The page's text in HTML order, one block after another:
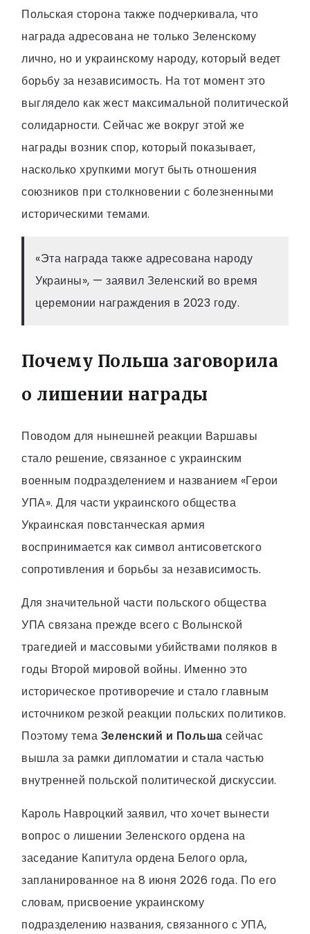
Польская сторона также подчеркивала, что
награда адресована не только Зеленскому
лично, но и украинскому народу, который ведет
борьбу за независимость. На тот момент это
выглядело как жест максимальной политической
солидарности. Сейчас же вокруг этой же
награды возник спор, который показывает,
насколько хрупкими могут быть отношения
союзников при столкновении с болезненными
историческими темами.
«Эта награда также адресована народу
Украины», — заявил Зеленский во время
церемонии награждения в 2023 году.
Почему Польша заговорила
о лишении награды
Поводом для нынешней реакции Варшавы
стало решение, связанное с украинским
военным подразделением и названием «Герои
УПА». Для части украинского общества
Украинская повстанческая армия
воспринимается как символ антисоветского
сопротивления и борьбы за независимость.
Для значительной части польского общества
УПА связана прежде всего с Волынской
трагедией и массовыми убийствами поляков в
годы Второй мировой войны. Именно это
историческое противоречие и стало главным
источником резкой реакции польских политиков.
Поэтому тема Зеленский и Польша сейчас
вышла за рамки дипломатии и стала частью
внутренней польской политической дискуссии.
Кароль Навроцкий заявил, что хочет вынести
вопрос о лишении Зеленского ордена на
заседание Капитула ордена Белого орла,
запланированное на 8 июня 2026 года. По его
словам, присвоение украинскому
подразделению названия, связанного с УПА,